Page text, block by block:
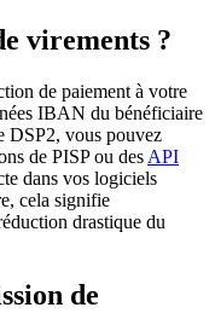
virements ?
de paiement à votre
IBAN du bénéficiaire
DSP2, vous pouvez
de PISP ou des API
dans vos logiciels
cela signifie
drastique du
de